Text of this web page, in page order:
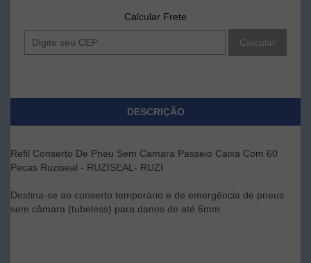
Calcular Frete
Calcular
DESCRIÇÃO
Refil Conserto De Pneu Sem Camara Passeio Caixa Com 60
Pecas Ruziseal - RUZISEAL- RUZI
Destina-se ao conserto temporário e de emergência de pneus
sem câmara (tubeless) para danos de até 6mm.